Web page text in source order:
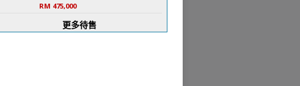
RM 475,000
更多待售